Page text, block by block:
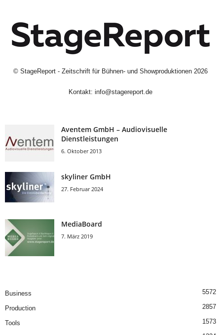
© StageReport - Zeitschrift für Bühnen- und Showproduktionen 2026
Kontakt: info@stagereport.de
Aventem GmbH – Audiovisuelle
Dienstleistungen
6. Oktober 2013
skyliner GmbH
27. Februar 2024
MediaBoard
7. März 2019
Business 5572
Production 2857
Tools 1573